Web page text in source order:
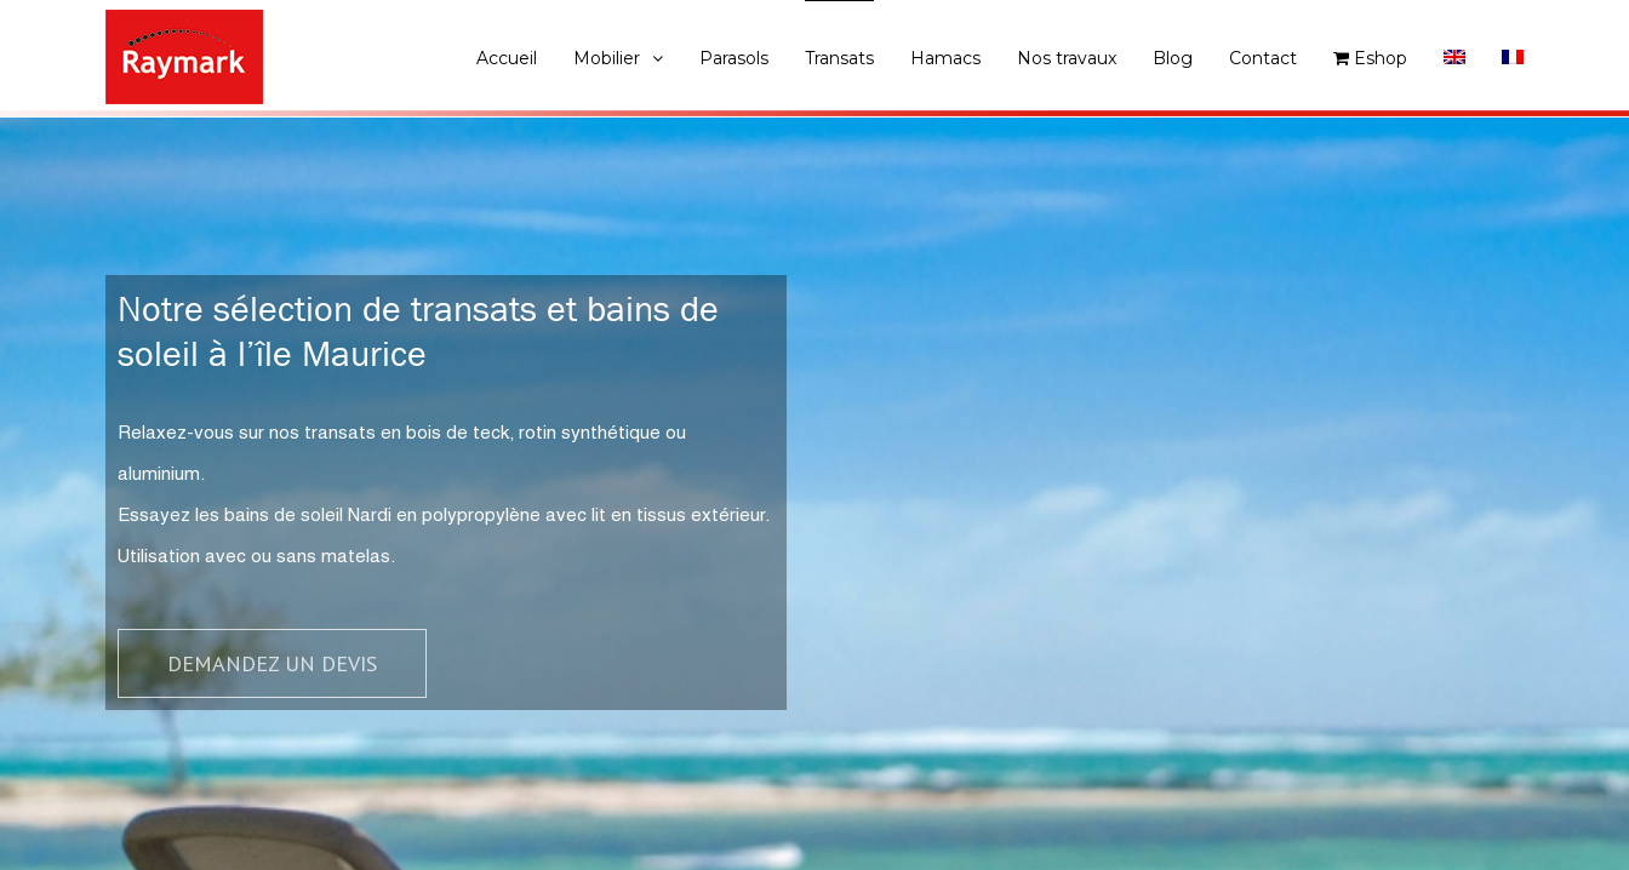
Accueil Mobilier Parasols Transats Hamacs Nos travaux Blog Contact Eshop
Notre sélection de transats et bains de
soleil à l’île Maurice
Relaxez-vous sur nos transats en bois de teck, rotin synthétique ou
aluminium.
Essayez les bains de soleil Nardi en polypropylène avec lit en tissus extérieur.
Utilisation avec ou sans matelas.
DEMANDEZ UN DEVIS